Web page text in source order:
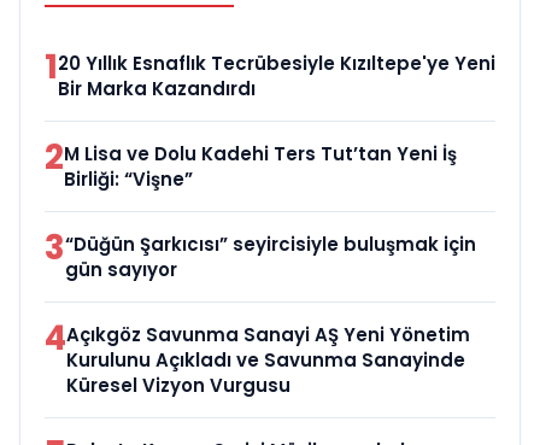
120 Yıllık Esnaflık Tecrübesiyle Kızıltepe'ye Yeni
Bir Marka Kazandırdı
2M Lisa ve Dolu Kadehi Ters Tut’tan Yeni İş
Birliği: “Vişne”
3“Düğün Şarkıcısı” seyircisiyle buluşmak için
gün sayıyor
4Açıkgöz Savunma Sanayi AŞ Yeni Yönetim
Kurulunu Açıkladı ve Savunma Sanayinde
Küresel Vizyon Vurgusu